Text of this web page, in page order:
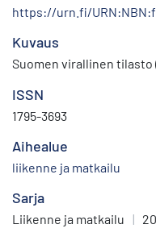
https://urn.fi/
Kuvaus
Suomen virallinen tilasto
ISSN
1795-3693
Aihealue
liikenne ja matkailu
Sarja
Liikenne ja matkailu |